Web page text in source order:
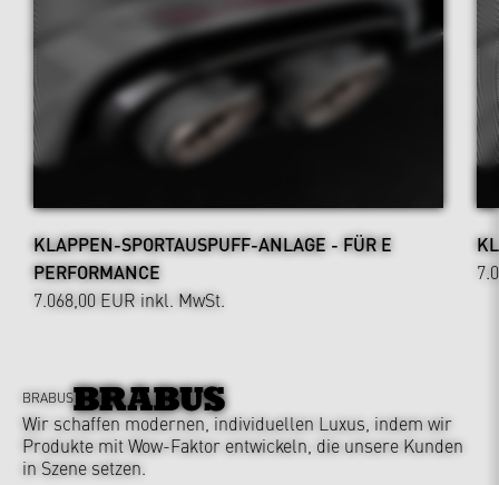
KLAPPEN-SPORTAUSPUFF-ANLAGE - FÜR E
PERFORMANCE
7.068,00 EUR inkl. MwSt.
BRABUS
Wir schaffen modernen, individuellen Luxus, indem wir
Produkte mit Wow-Faktor entwickeln, die unsere Kunden
in Szene setzen.